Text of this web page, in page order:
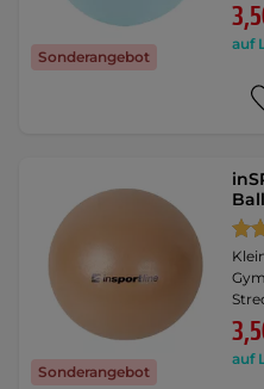
Sonderangebot
auf
Sonderangebot
auf